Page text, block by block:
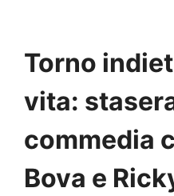
Torno
vita:
commedia
Bova e